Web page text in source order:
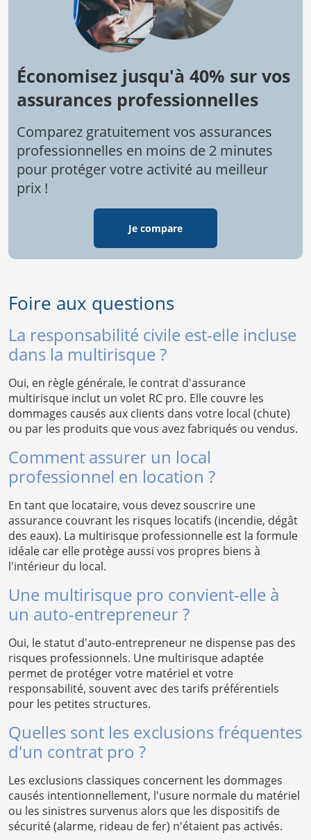
Économisez jusqu'à 40% sur vos
assurances professionnelles
Comparez gratuitement vos assurances
professionnelles en moins de 2 minutes
pour protéger votre activité au meilleur
prix !
Je compare
Foire aux questions
La responsabilité civile est-elle incluse
dans la multirisque ?
Oui, en règle générale, le contrat d'assurance
multirisque inclut un volet RC pro. Elle couvre les
dommages causés aux clients dans votre local (chute)
ou par les produits que vous avez fabriqués ou vendus.
Comment assurer un local
professionnel en location ?
En tant que locataire, vous devez souscrire une
assurance couvrant les risques locatifs (incendie, dégât
des eaux). La multirisque professionnelle est la formule
idéale car elle protège aussi vos propres biens à
l'intérieur du local.
Une multirisque pro convient-elle à
un auto-entrepreneur ?
Oui, le statut d'auto-entrepreneur ne dispense pas des
risques professionnels. Une multirisque adaptée
permet de protéger votre matériel et votre
responsabilité, souvent avec des tarifs préférentiels
pour les petites structures.
Quelles sont les exclusions fréquentes
d'un contrat pro ?
Les exclusions classiques concernent les dommages
causés intentionnellement, l'usure normale du matériel
ou les sinistres survenus alors que les dispositifs de
sécurité (alarme, rideau de fer) n'étaient pas activés.